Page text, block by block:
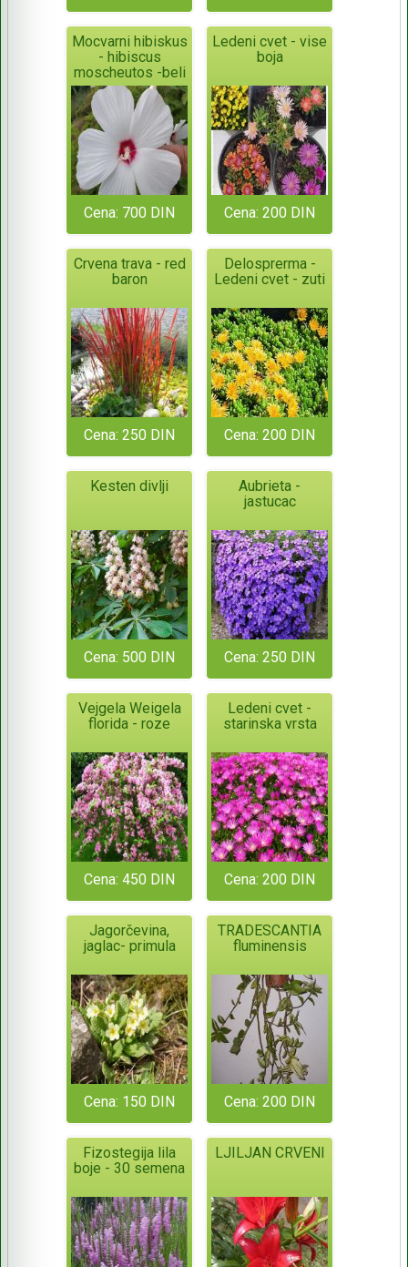
Mocvarni hibiskus
- hibiscus
moscheutos -beli
Cena: 700 DIN
Ledeni cvet - vise
boja
Cena: 200 DIN
Crvena trava - red
baron
Cena: 250 DIN
Delosprerma -
Ledeni cvet - zuti
Cena: 200 DIN
Kesten divlji
Cena: 500 DIN
Aubrieta -
jastucac
Cena: 250 DIN
Vejgela Weigela
florida - roze
Cena: 450 DIN
Ledeni cvet -
starinska vrsta
Cena: 200 DIN
Jagorčevina,
jaglac- primula
Cena: 150 DIN
TRADESCANTIA
fluminensis
Cena: 200 DIN
Fizostegija lila
boje - 30 semena
LJILJAN CRVENI